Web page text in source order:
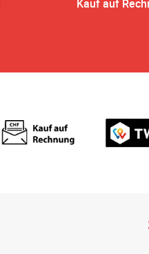
Kauf auf